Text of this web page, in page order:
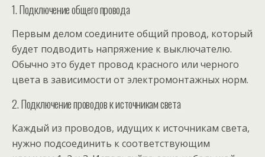
1. Подключение общего провода
Первым делом соедините общий провод, который
будет подводить напряжение к выключателю.
Обычно это будет провод красного или черного
цвета в зависимости от электромонтажных норм.
2. Подключение проводов к источникам света
Каждый из проводов, идущих к источникам света,
нужно подсоединить к соответствующим